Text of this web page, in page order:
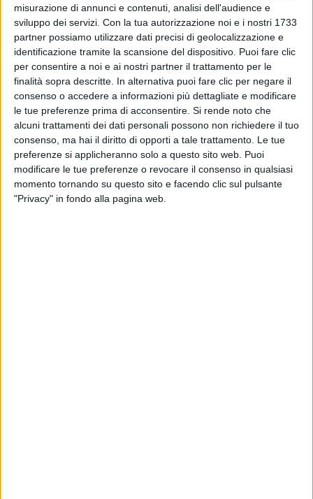
misurazione di annunci e contenuti, analisi dell'audience e
sviluppo dei servizi. Con la tua autorizzazione noi e i nostri 1733
partner possiamo utilizzare dati precisi di geolocalizzazione e
identificazione tramite la scansione del dispositivo. Puoi fare clic
per consentire a noi e ai nostri partner il trattamento per le
finalità sopra descritte. In alternativa puoi fare clic per negare il
consenso o accedere a informazioni più dettagliate e modificare
le tue preferenze prima di acconsentire. Si rende noto che
alcuni trattamenti dei dati personali possono non richiedere il tuo
consenso, ma hai il diritto di opporti a tale trattamento. Le tue
preferenze si applicheranno solo a questo sito web. Puoi
modificare le tue preferenze o revocare il consenso in qualsiasi
momento tornando su questo sito e facendo clic sul pulsante
"Privacy" in fondo alla pagina web.
Guardando alle altre Nazionali, l'Under 21diGigi di
Biagiogioca oggi contro l'Austriain amichevole a
Trieste .
E quella guidata dal ctRoberto Mancinista
preparando le prime due partite di qualificazione a
Euro 2020. Gli Azzurri, di cuiRadio Italiaè radio
ufficiale, giocheranno sabato 23 marzo aUdine
contro la Finlandiae martedì 26 marzo aParma
contro ilLiechtenstein.